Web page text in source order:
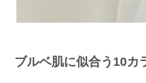
ブルベ肌に似合う10カ